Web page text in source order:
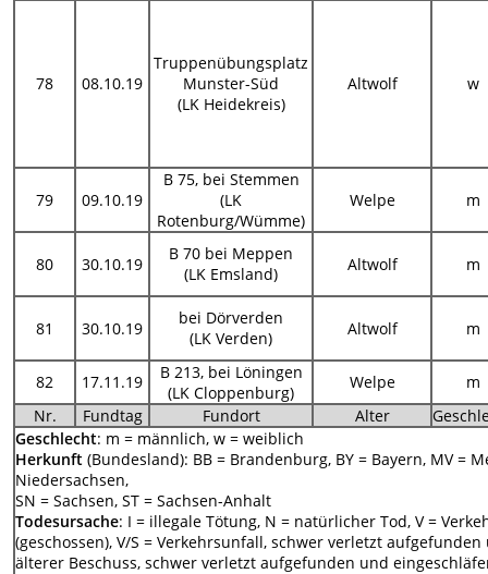
78 08.10.19
Truppenübungsplatz
Munster-Süd
(LK Heidekreis)
Altwolf w
79 09.10.19
B 75, bei Stemmen
(LK
Rotenburg/Wümme)
Welpe m
80 30.10.19
B 70 bei Meppen
(LK Emsland)
Altwolf m
81 30.10.19
bei Dörverden
(LK Verden)
Altwolf m
82 17.11.19
B 213, bei Löningen
(LK Cloppenburg)
Welpe
m
Nr.
Fundtag Fundort Alter
Geschlecht: m = männlich, w = weiblich
Herkunft (Bundesland): BB = Brandenburg, BY = Bayern, MV =
Niedersachsen,
SN = Sachsen, ST = Sachsen-Anhalt
Todesursache: I = illegale Tötung, N = natürlicher Tod, V =
(geschossen), V/S = Verkehrsunfall, schwer verletzt
älterer Beschuss, schwer verletzt aufgefunden und